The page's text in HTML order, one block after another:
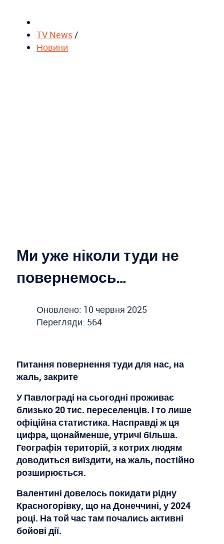
TV News/
Новини
Ми уже ніколи туди не
повернемось…
Оновлено: 10 червня 2025
Перегляди: 564
Питання повернення туди для нас, на
жаль, закрите
У Павлограді на сьогодні проживає
близько 20 тис. переселенців. І то лише
офіційна статистика. Насправді ж ця
цифра, щонайменше, утричі більша.
Географія територій, з котрих людям
доводиться виїздити, на жаль, постійно
розширюється.
Валентині довелось покидати рідну
Красногорівку, що на Донеччині, у 2024
році. На той час там почались активні
бойові дії.